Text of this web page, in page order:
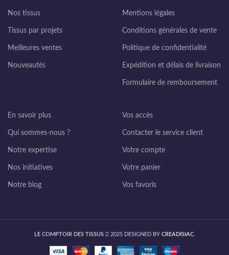
Nos tissus
Tissus par projets
Meilleures ventes
Nouveautés
Mentions légales
Conditions générales de vente
Politique de confidentialité
Expédition et délais de livraison
Formulaire de remboursement
En savoir plus
Qui sommes-nous ?
Notre expertise
Nos initiatives
Notre blog
Vos accès
Contacter le service client
Votre compte
Votre panier
Vos favoris
LE COMPTOIR DES TISSUS 2025 DESIGNED BY CREADISIAC.